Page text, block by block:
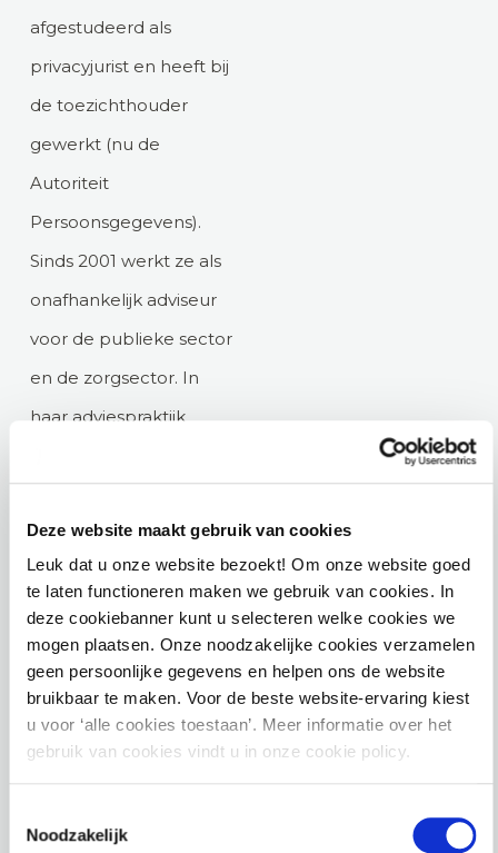
Deze website maakt gebruik van cookies
Leuk dat u onze website bezoekt! Om onze website goed
te laten functioneren maken we gebruik van cookies. In
deze cookiebanner kunt u selecteren welke cookies we
mogen plaatsen. Onze noodzakelijke cookies verzamelen
geen persoonlijke gegevens en helpen ons de website
bruikbaar te maken. Voor de beste website-ervaring kiest
u voor ‘alle cookies toestaan’. Meer informatie over het
gebruik van cookies vindt u in onze cookie policy.
Noodzakelijk
afgestudeerd als
privacyjurist en heeft bij
de toezichthouder
gewerkt (nu de
Autoriteit
Persoonsgegevens).
Sinds 2001 werkt ze als
onafhankelijk adviseur
voor de publieke sector
en de zorgsector. In
haar adviespraktijk
gebruik van
persoonsgegevens
binnen het publieke
domein, in
samenwerkingsverbanden
met derden, binnen
het Veiligheidshuis en
is deskundig op het